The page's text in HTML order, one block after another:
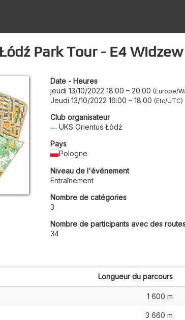
Park Tour - E4
Date - Heures
jeudi 13/10/2022 18:00 – 20:00 Europe/
Jeudi 13/10/2022 16:00 – 18:00 Etc/UTC
Club organisateur
UKS Orientuś Łódź
Pays
Pologne
Niveau de l'événement
Entraînement
Nombre de catégories
3
Nombre de participants avec des
34
Longueur du parcours
1 600 m
3 660 m